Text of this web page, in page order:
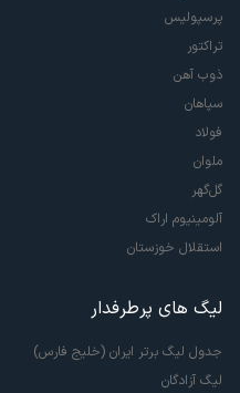
پرسپولیس
تراکتور
ذوب آهن
سپاهان
فولاد
ملوان
گل‌گهر
آلومینیوم اراک
استقلال خوزستان
لیگ های پرطرفدار
جدول لیگ برتر ایران (خلیج فارس)
لیگ آزادگان